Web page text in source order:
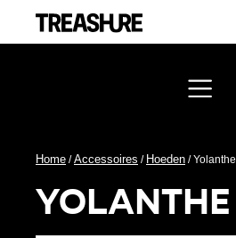
Home /Accessoires / Hoeden / Yolanthe
yolanthe